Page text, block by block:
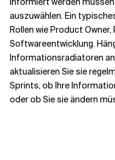
auszuwählen. Ein
Rollen wie Product
Softwareentwicklung.
Informationsradiatoren
aktualisieren Sie sie
Sprints, ob Ihre
oder ob Sie sie ändern